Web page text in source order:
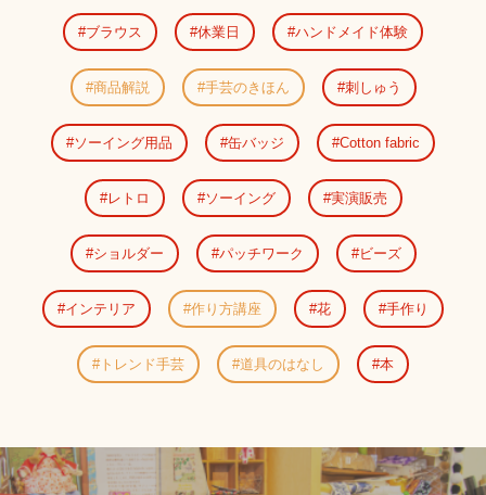
ブラウス 休業日 ハンドメイド体験
商品解説 手芸のきほん 刺しゅう
ソーイング用品 缶バッジ Cotton fabric
レトロ ソーイング 実演販売
ショルダー パッチワーク ビーズ
インテリア 作り方講座 花 手作り
トレンド手芸 道具のはなし 本